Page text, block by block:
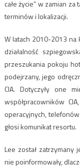
całe życie” w zamian
terminów i lokalizacji.
W latach 2010-2013 na
działalność
przeszukania pokoju
podejrzany, jego
CIA. Dotyczyły one
współpracowników
operacyjnych,
głosi komunikat resortu.
Lee został zatrzymany
nie poinformowały,